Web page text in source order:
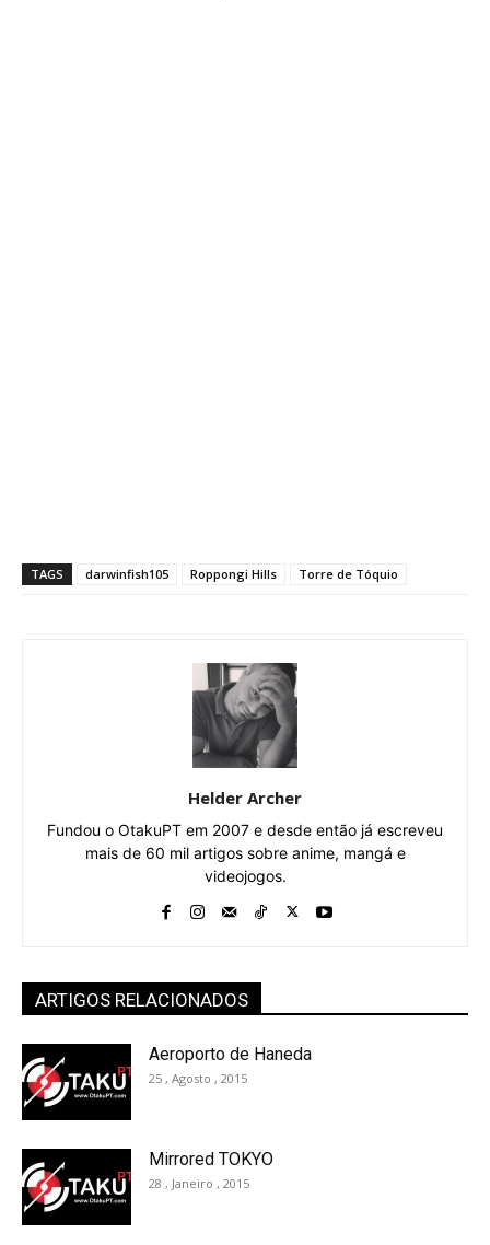
TAGS darwinfish105 Roppongi Hills Torre de Tóquio
Helder Archer
Fundou o OtakuPT em 2007 e desde então já escreveu
mais de 60 mil artigos sobre anime, mangá e
videojogos.
ARTIGOS RELACIONADOS
Aeroporto de Haneda
25 , Agosto , 2015
Mirrored TOKYO
28 , Janeiro , 2015